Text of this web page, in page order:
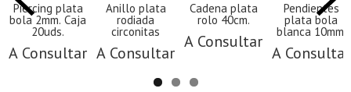
Piercing plata
bola 2mm. Caja
20uds.
A Consultar
Anillo plata
rodiada
circonitas
A Consultar
Cadena plata
rolo 40cm.
A Consultar
Pendientes
plata bola
blanca 10mm.
A Consultar